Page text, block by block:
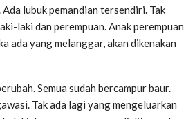
lubuk pemandian tersendiri. Tak
laki dan perempuan. Anak perempuan
ada yang melanggar, akan dikenakan
Semua sudah bercampur baur.
Tak ada lagi yang mengeluarkan